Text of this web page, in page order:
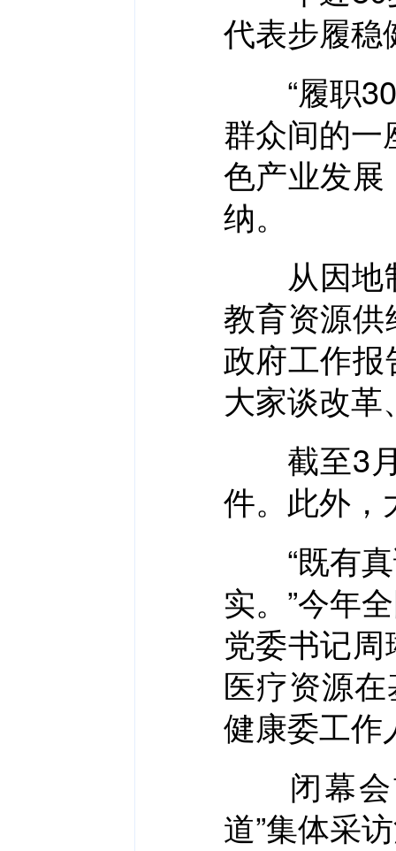
代表步履稳
“履职30
群众间的一
色产业发
纳。
从因地制
教育资源
政府工作
大家谈改
截至3月
件。此外，
“既有真
实。”今年
党委书记
医疗资源
健康委工作
闭幕会
道”集体采